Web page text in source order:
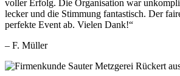
voller Erfolg. Die Organisation war
lecker und die Stimmung fantastisch. Der
perfekte Event ab. Vielen Dank!“
– F. Müller